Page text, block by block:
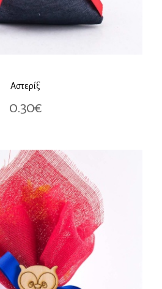
Αστερίξ
0.30€